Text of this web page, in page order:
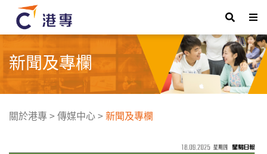
新聞及專欄
關於港專>傳媒中心>新聞及專欄